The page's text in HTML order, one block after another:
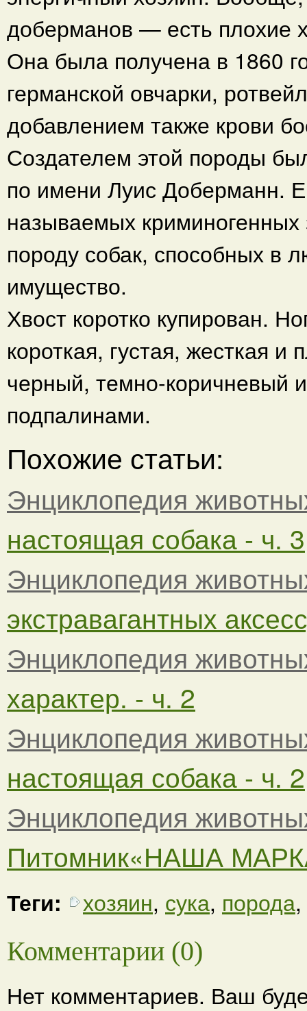
доберманов — есть плохие
Она была получена в 1860
германской овчарки,
добавлением также крови
Создателем этой породы
по имени Луис Доберманн.
называемых
породу собак, способных в
имущество.
Хвост коротко купирован.
короткая, густая, жесткая
черный, темно-коричневый
подпалинами.
Похожие статьи:
Энциклопедия
настоящая собака - ч. 3
Энциклопедия
экстравагантных
Энциклопедия
характер. - ч. 2
Энциклопедия
настоящая собака - ч. 2
Энциклопедия
Питомник«НАША
Теги: хозяин, сука, порода,
Комментарии (0)
Нет комментариев. Ваш